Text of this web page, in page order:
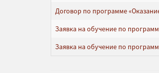
Договор по программе
Заявка на обучение по
Заявка на обучение по